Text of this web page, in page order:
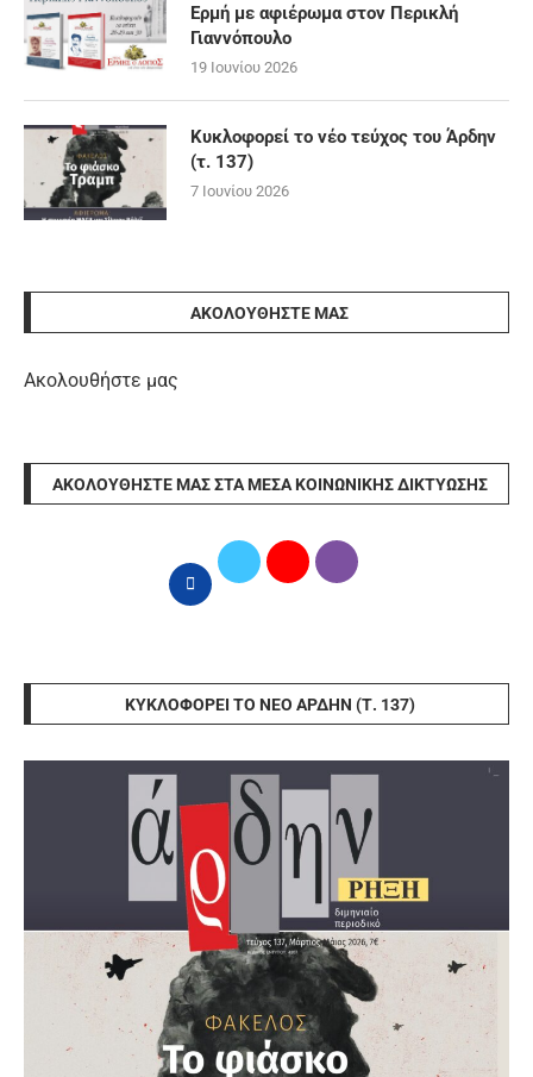
Ερμή με αφιέρωμα στον Περικλή
Γιαννόπουλο
19 Ιουνίου 2026
Κυκλοφορεί το νέο τεύχος του Άρδην
(τ. 137)
7 Ιουνίου 2026
ΑΚΟΛΟΥΘΉΣΤΕ ΜΑΣ
Ακολουθήστε μας
ΑΚΟΛΟΥΘΉΣΤΕ ΜΑΣ ΣΤΑ ΜΈΣΑ ΚΟΙΝΩΝΙΚΉΣ ΔΙΚΤΎΩΣΗΣ
ΚΥΚΛΟΦΟΡΕΊ ΤΟ ΝΈΟ ΆΡΔΗΝ (Τ. 137)